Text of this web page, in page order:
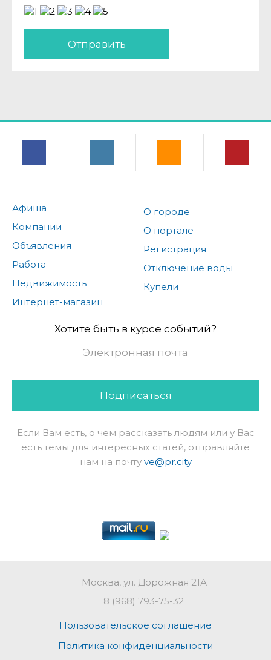
Отправить
Афиша
Компании
Объявления
Работа
Недвижимость
Интернет-магазин
О городе
О портале
Регистрация
Отключение воды
Купели
Хотите быть в курсе событий?
Подписаться
Если Вам есть, о чем рассказать людям или у Вас
есть темы для интересных статей, отправляйте
нам на почту ve@pr.city
Москва, ул. Дорожная 21А
8 (968) 793-75-32
Пользовательское соглашение
Политика конфиденциальности